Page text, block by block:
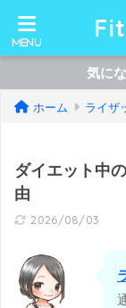
気に
ホーム ライザ
ダイエット中
由
2026/08/03